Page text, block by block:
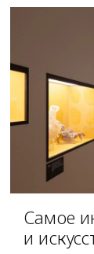
Самое
и